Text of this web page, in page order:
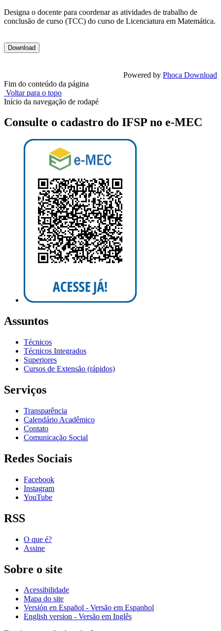
Designa o docente para coordenar as atividades de trabalho de
conclusão de curso (TCC) do curso de Licenciatura em Matemática.
Powered by Phoca Download
Fim do conteúdo da página
Voltar para o topo
Início da navegação de rodapé
Consulte o cadastro do IFSP no e-MEC
Assuntos
Técnicos
Técnicos Integrados
Superiores
Cursos de Extensão (rápidos)
Serviços
Transparência
Calendário Acadêmico
Contato
Comunicação Social
Redes Sociais
Facebook
Instagram
YouTube
RSS
O que é?
Assine
Sobre o site
Acessibilidade
Mapa do site
Versión en Español - Versão em Espanhol
English version - Versão em Inglês